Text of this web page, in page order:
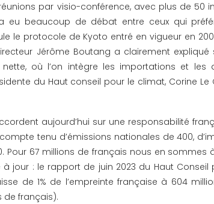
par visio-conférence, avec plus de 50
eu beaucoup de débat entre ceux qui
le protocole de Kyoto entré en vigueur en
Jérôme Boutang a clairement expliqué
où l’on intègre les importations et les
du Haut conseil pour le climat, Corine Le
aujourd’hui sur une responsabilité
tenu d’émissions nationales de 400,
Pour 67 millions de français nous en sommes
jour : le rapport de juin 2023 du Haut Conseil
de 1% de l’empreinte française à 604
de français).